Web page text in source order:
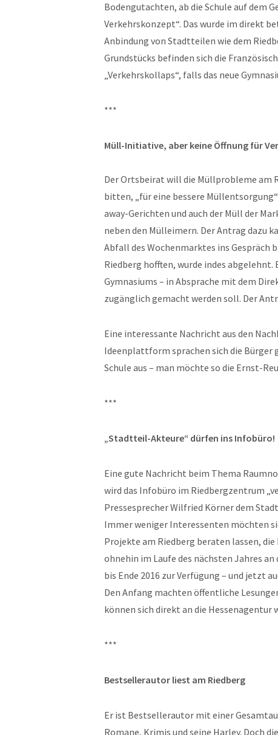
Bodengutachten, ab die Schule auf dem
Verkehrskonzept“. Das wurde im direkt
Anbindung von Stadtteilen wie dem
Grundstücks befinden sich die
„Verkehrskollaps“, falls das neue
***
Müll-Initiative, aber keine Öffnung für
Der Ortsbeirat will die Müllprobleme am
bitten, „für eine bessere
away-Gerichten und auch der Müll der
neben den Mülleimern. Der Antrag dazu
Abfall des Wochenmarktes ins Gespräch
Riedberg hofften, wurde indes abgelehnt.
Gymnasiums – in Absprache mit dem
zugänglich gemacht werden soll. Der
Eine interessante Nachricht aus den
Ideenplattform sprachen sich die Bürger
Schule aus – man möchte so die Ernst-
***
„Stadtteil-Akteure“ dürfen ins Infobüro!
Eine gute Nachricht beim Thema
wird das Infobüro im Riedbergzentrum
Pressesprecher Wilfried Körner dem
Immer weniger Interessenten möchten
Projekte am Riedberg beraten lassen,
ohnehin im Laufe des nächsten Jahres
bis Ende 2016 zur Verfügung – und jetzt
Den Anfang machten öffentliche
können sich direkt an die Hessenagentur
***
Bestsellerautor liest am Riedberg
Er ist Bestsellerautor mit einer
Romane, Krimis und seine Harley. Doch